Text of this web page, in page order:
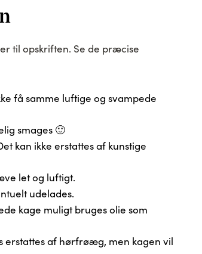
til opskriften. Se de præcise
få samme luftige og svampede
smages 🙂
kan ikke erstattes af kunstige
let og luftigt.
udelades.
kage muligt bruges olie som
af hørfrøæg, men kagen vil